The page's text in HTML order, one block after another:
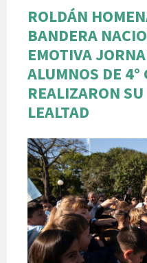
ROLDÁN
BANDERA
EMOTIVA
ALUMNOS DE 4°
REALIZARON
LEALTAD